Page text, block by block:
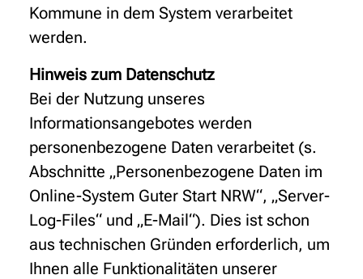
Kommune in dem System verarbeitet
werden.
Hinweis zum Datenschutz
Bei der Nutzung unseres
Informationsangebotes werden
personenbezogene Daten verarbeitet (s.
Abschnitte „Personenbezogene Daten im
Online-System Guter Start NRW“, „Server-
Log-Files“ und „E-Mail“). Dies ist schon
aus technischen Gründen erforderlich, um
Ihnen alle Funktionalitäten unserer